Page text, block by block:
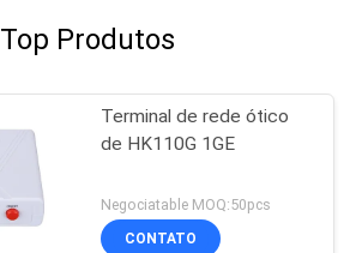
Top Produtos
Terminal de rede ótico
de HK110G 1GE
Negociatable MOQ:50pcs
CONTATO